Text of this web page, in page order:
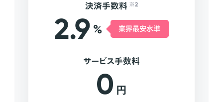
決済手数料 ※2
2.9 % 業界最安水準
サービス手数料
0 円